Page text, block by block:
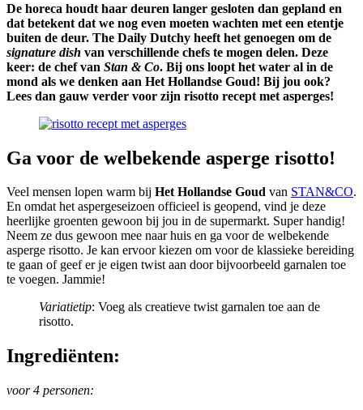
De horeca houdt haar deuren langer gesloten dan gepland en
dat betekent dat we nog even moeten wachten met een etentje
buiten de deur. The Daily Dutchy heeft het genoegen om de
signature dish van verschillende chefs te mogen delen. Deze
keer: de chef van Stan & Co. Bij ons loopt het water al in de
mond als we denken aan Het Hollandse Goud! Bij jou ook?
Lees dan gauw verder voor zijn risotto recept met asperges!
Ga voor de welbekende asperge risotto!
Veel mensen lopen warm bij Het Hollandse Goud van STAN&CO.
En omdat het aspergeseizoen officieel is geopend, vind je deze
heerlijke groenten gewoon bij jou in de supermarkt. Super handig!
Neem ze dus gewoon mee naar huis en ga voor de welbekende
asperge risotto. Je kan ervoor kiezen om voor de klassieke bereiding
te gaan of geef er je eigen twist aan door bijvoorbeeld garnalen toe
te voegen. Jammie!
Variatietip: Voeg als creatieve twist garnalen toe aan de
risotto.
Ingrediënten:
voor 4 personen: